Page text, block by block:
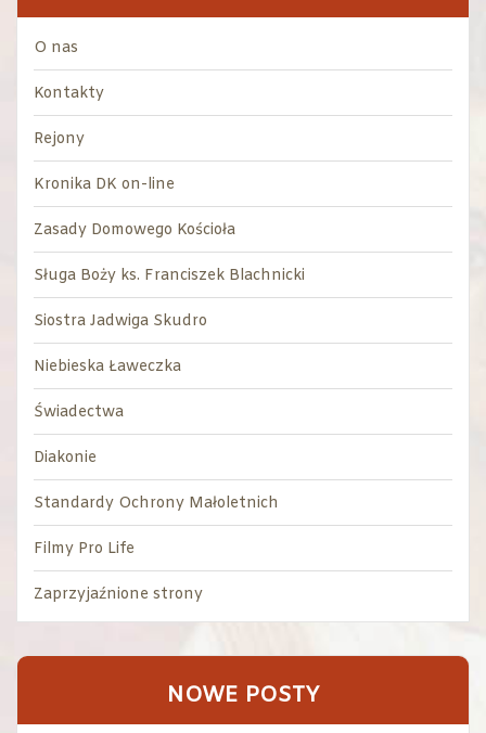
O nas
Kontakty
Rejony
Kronika DK on-line
Zasady Domowego Kościoła
Sługa Boży ks. Franciszek Blachnicki
Siostra Jadwiga Skudro
Niebieska Ławeczka
Świadectwa
Diakonie
Standardy Ochrony Małoletnich
Filmy Pro Life
Zaprzyjaźnione strony
NOWE POSTY